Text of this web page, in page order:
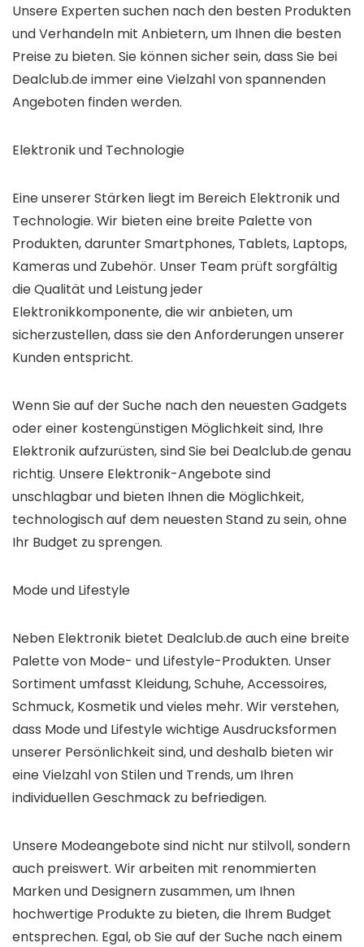
Unsere Experten suchen nach den besten Produkten
und Verhandeln mit Anbietern, um Ihnen die besten
Preise zu bieten. Sie können sicher sein, dass Sie bei
Dealclub.de immer eine Vielzahl von spannenden
Angeboten finden werden.
Elektronik und Technologie
Eine unserer Stärken liegt im Bereich Elektronik und
Technologie. Wir bieten eine breite Palette von
Produkten, darunter Smartphones, Tablets, Laptops,
Kameras und Zubehör. Unser Team prüft sorgfältig
die Qualität und Leistung jeder
Elektronikkomponente, die wir anbieten, um
sicherzustellen, dass sie den Anforderungen unserer
Kunden entspricht.
Wenn Sie auf der Suche nach den neuesten Gadgets
oder einer kostengünstigen Möglichkeit sind, Ihre
Elektronik aufzurüsten, sind Sie bei Dealclub.de genau
richtig. Unsere Elektronik-Angebote sind
unschlagbar und bieten Ihnen die Möglichkeit,
technologisch auf dem neuesten Stand zu sein, ohne
Ihr Budget zu sprengen.
Mode und Lifestyle
Neben Elektronik bietet Dealclub.de auch eine breite
Palette von Mode- und Lifestyle-Produkten. Unser
Sortiment umfasst Kleidung, Schuhe, Accessoires,
Schmuck, Kosmetik und vieles mehr. Wir verstehen,
dass Mode und Lifestyle wichtige Ausdrucksformen
unserer Persönlichkeit sind, und deshalb bieten wir
eine Vielzahl von Stilen und Trends, um Ihren
individuellen Geschmack zu befriedigen.
Unsere Modeangebote sind nicht nur stilvoll, sondern
auch preiswert. Wir arbeiten mit renommierten
Marken und Designern zusammen, um Ihnen
hochwertige Produkte zu bieten, die Ihrem Budget
entsprechen. Egal, ob Sie auf der Suche nach einem